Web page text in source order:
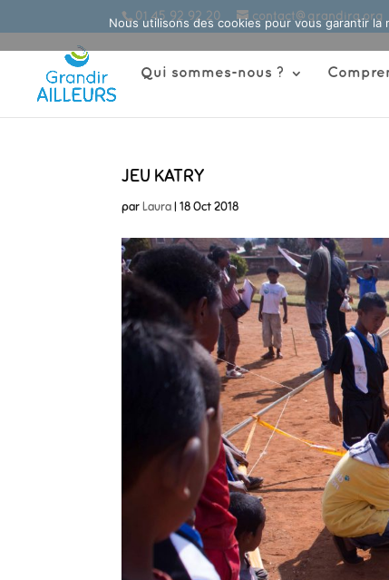
01 45 92 92 20 contact@grandira.org
Qui sommes-nous ?
JEU KATRY
parLaura|18 Oct 2018
Nous utilisons des cookies pour vous garantir